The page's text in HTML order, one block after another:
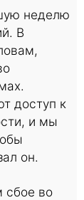
неделю
В
доступ к
и мы
он.
сбое во